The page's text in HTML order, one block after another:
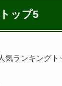
ップ5
気ランキングト